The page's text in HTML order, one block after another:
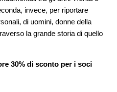
invece, per riportare
di uomini, donne della
la grande storia di quello
30% di sconto per i soci